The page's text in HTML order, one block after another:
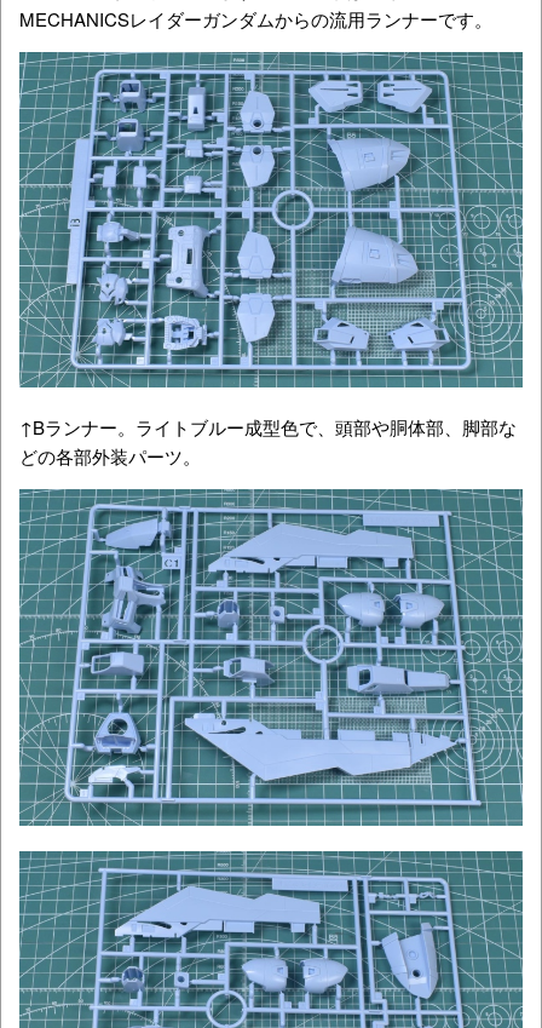
MECHANICSレイダーガンダムからの流用ランナーです。
↑Bランナー。ライトブルー成型色で、頭部や胴体部、脚部な
どの各部外装パーツ。